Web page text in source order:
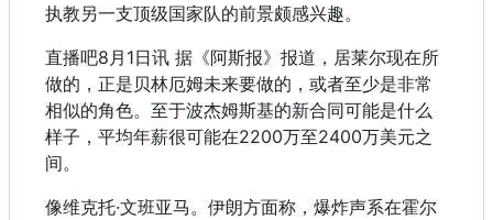
执教另一支顶级国家队的前景颇感兴趣。
直播吧8月1日讯 据《阿斯报》报道，居莱尔现在所
做的，正是贝林厄姆未来要做的，或者至少是非常
相似的角色。至于波杰姆斯基的新合同可能是什么
样子，平均年薪很可能在2200万至2400万美元之
间。
像维克托·文班亚马。伊朗方面称，爆炸声系在霍尔